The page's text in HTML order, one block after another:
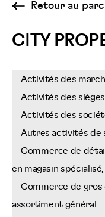
Retour au parc
CITY
Activités des
Activités des
Activités des
Autres activités de
Commerce de
en magasin
Commerce de gros
assortiment général